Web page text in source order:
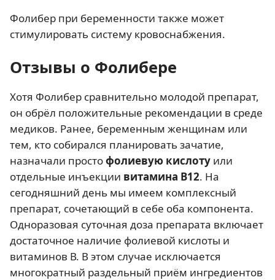
Фолибер при беременности также может
стимулировать систему кровоснабжения.
Отзывы о Фолибере
Хотя Фолибер сравнительно молодой препарат,
он обрёл положительные рекомендации в среде
медиков. Ранее, беременным женщинам или
тем, кто собирался планировать зачатие,
назначали простофолиевую кислоту или
отдельные инъекции витамина В12. На
сегодняшний день мы имеем комплексный
препарат, сочетающий в себе оба компонента.
Одноразовая суточная доза препарата включает
достаточное наличие фолиевой кислоты и
витаминов В. В этом случае исключается
многократный раздельный приём ингредиентов